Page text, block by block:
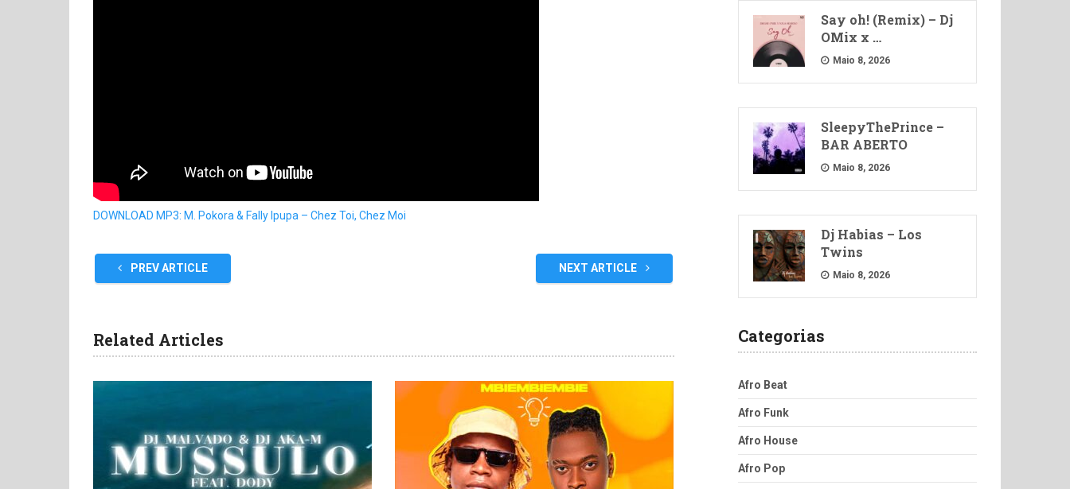
DOWNLOAD MP3: M. Pokora & Fally Ipupa – Chez Toi, Chez Moi
PREV ARTICLE NEXT ARTICLE
Related Articles
Say oh! (Remix) – Dj
OMix x …
Maio 8, 2026
SleepyThePrince –
BAR ABERTO
Maio 8, 2026
Dj Habias – Los
Twins
Maio 8, 2026
Categorias
Afro Beat
Afro Funk
Afro House
Afro Pop